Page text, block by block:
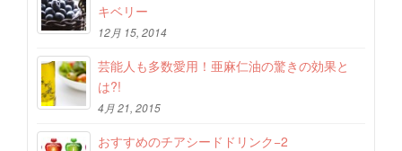
キベリー
12月 15, 2014
芸能人も多数愛用！亜麻仁油の驚きの効果と
は?!
4月 21, 2015
おすすめのチアシードドリンク−2